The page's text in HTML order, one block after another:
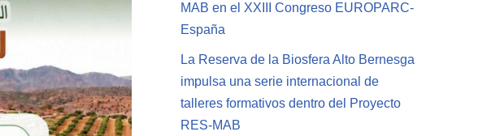
MAB en el XXIII Congreso EUROPARC-
España
La Reserva de la Biosfera Alto Bernesga
impulsa una serie internacional de
talleres formativos dentro del Proyecto
RES-MAB